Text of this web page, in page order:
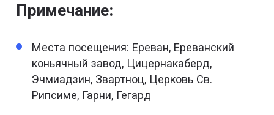
Примечание:
Места посещения: Ереван, Ереванский
коньячный завод, Цицернакаберд,
Эчмиадзин, Звартноц, Церковь Св.
Рипсиме, Гарни, Гегард